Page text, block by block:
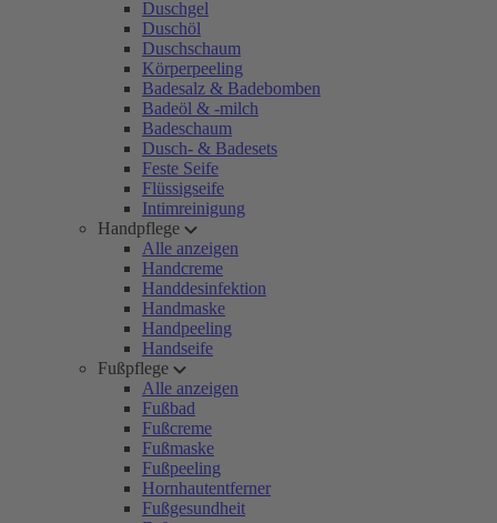
Duschgel
Duschöl
Duschschaum
Körperpeeling
Badesalz & Badebomben
Badeöl & -milch
Badeschaum
Dusch- & Badesets
Feste Seife
Flüssigseife
Intimreinigung
Handpflege
Alle anzeigen
Handcreme
Handdesinfektion
Handmaske
Handpeeling
Handseife
Fußpflege
Alle anzeigen
Fußbad
Fußcreme
Fußmaske
Fußpeeling
Hornhautentferner
Fußgesundheit